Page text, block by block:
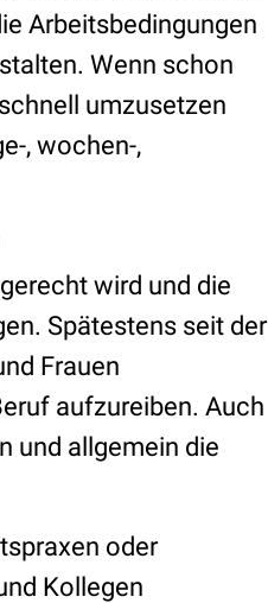
Arbeitsbedingungen
Wenn schon
umzusetzen
, wochen-,
wird und die
Spätestens seit der
Frauen
aufzureiben. Auch
und allgemein die
oder
Kollegen